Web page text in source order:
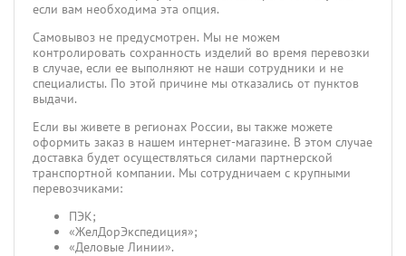
если вам необходима эта опция.
Самовывоз не предусмотрен. Мы не можем
контролировать сохранность изделий во время перевозки
в случае, если ее выполняют не наши сотрудники и не
специалисты. По этой причине мы отказались от пунктов
выдачи.
Если вы живете в регионах России, вы также можете
оформить заказ в нашем интернет-магазине. В этом случае
доставка будет осуществляться силами партнерской
транспортной компании. Мы сотрудничаем с крупными
перевозчиками:
ПЭК;
«ЖелДорЭкспедиция»;
«Деловые Линии».